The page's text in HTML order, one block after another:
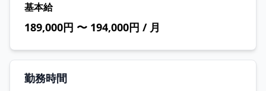
基本給
189,000円 〜 194,000円 / 月
勤務時間